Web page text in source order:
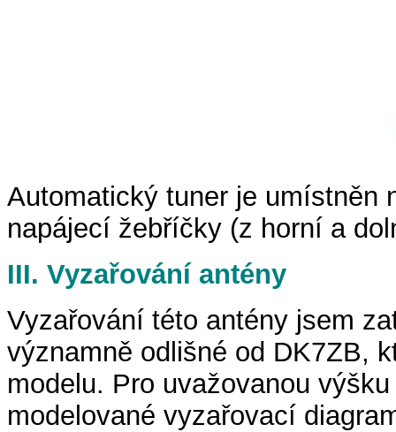
Automatický tuner je umístněn
napájecí žebříčky (z horní a
III. Vyzařování antény
Vyzařování této antény jsem
významně odlišné od DK7ZB,
modelu. Pro uvažovanou
modelované vyzařovací